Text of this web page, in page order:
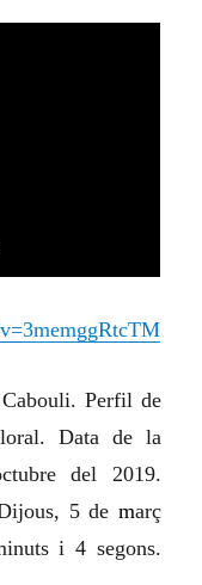
Perfil de
Data de la
del 2019.
5 de març
i 4 segons.